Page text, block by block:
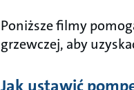
Poniższe filmy
grzewczej, aby